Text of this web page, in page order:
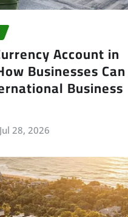
Account in
Businesses Can
Business
Jul 28, 2026